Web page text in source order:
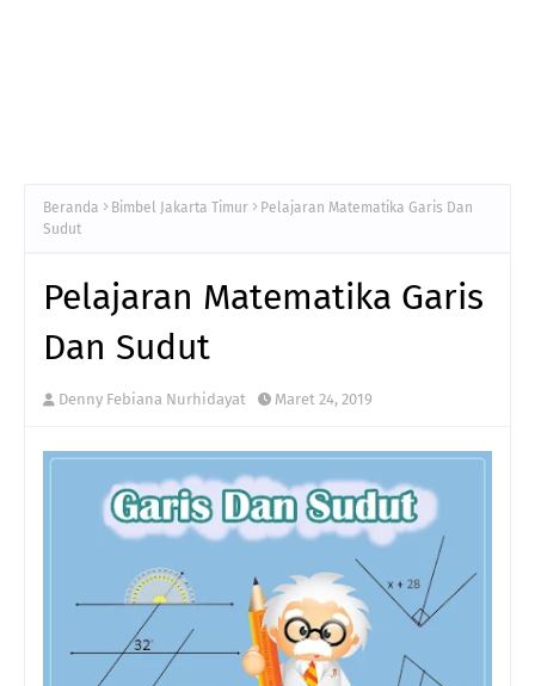
Beranda Bimbel Jakarta Timur
Pelajaran Matematika Garis Dan
Sudut
Pelajaran Matematika Garis
Dan Sudut
Denny Febiana Nurhidayat Maret 24, 2019